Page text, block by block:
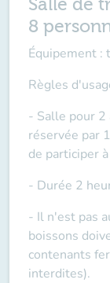
8
Équipement :
Règles
- Salle pour 2
réservée par
de participer
- Durée 2
- Il n'est pas
boissons
contenants
interdites).